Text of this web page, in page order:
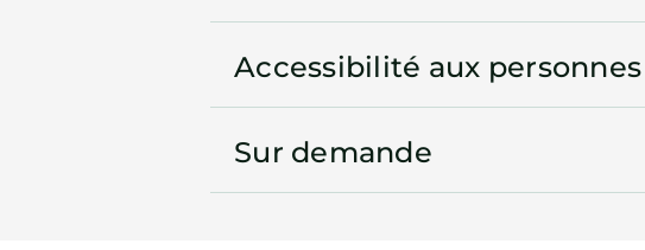
Accessibilité aux
Sur demande